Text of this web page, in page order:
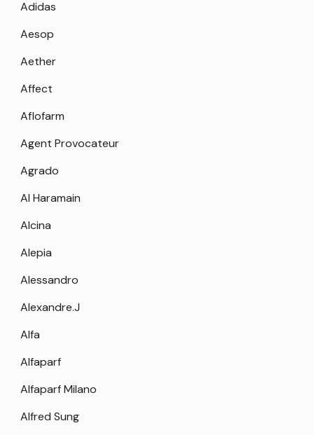
Adidas
Aesop
Aether
Affect
Aflofarm
Agent Provocateur
Agrado
Al Haramain
Alcina
Alepia
Alessandro
Alexandre.J
Alfa
Alfaparf
Alfaparf Milano
Alfred Sung